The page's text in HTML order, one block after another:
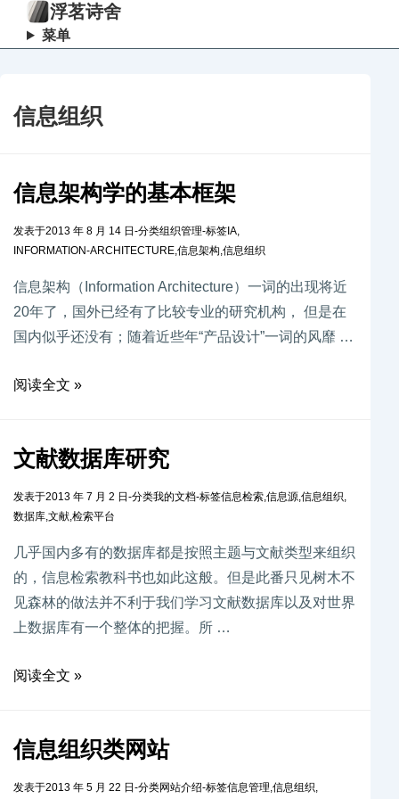
浮茗诗舍
菜单
信息组织
信息架构学的基本框架
发表于2013 年 8 月 14 日 -分类组织管理-标签 IA,
INFORMATION-ARCHITECTURE,信息架构,信息组织
信息架构（Information Architecture）一词的出现将近
20年了，国外已经有了比较专业的研究机构， 但是在
国内似乎还没有；随着近些年“产品设计”一词的风靡 …
阅读全文 »
文献数据库研究
发表于2013 年 7 月 2 日 -分类我的文档-标签信息检索,信息源,信息组织,
数据库,文献,检索平台
几乎国内多有的数据库都是按照主题与文献类型来组织
的，信息检索教科书也如此这般。但是此番只见树木不
见森林的做法并不利于我们学习文献数据库以及对世界
上数据库有一个整体的把握。所 …
阅读全文 »
信息组织类网站
发表于2013 年 5 月 22 日 -分类网站介绍-标签信息管理,信息组织,